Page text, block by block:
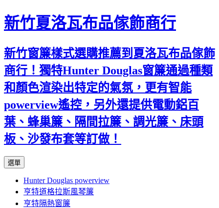
新竹夏洛瓦布品傢飾商行
新竹窗簾樣式選購推薦到夏洛瓦布品傢飾
商行！獨特Hunter Douglas窗簾通過種類
和顏色渲染出特定的氣氛，更有智能
powerview遙控，另外還提供電動鋁百
葉、蜂巢簾、隔間拉簾、調光簾、床頭
板、沙發布套等訂做！
選單
內
容
Hunter Douglas powerview
亨特道格拉斯風琴簾
亨特隔熱窗簾